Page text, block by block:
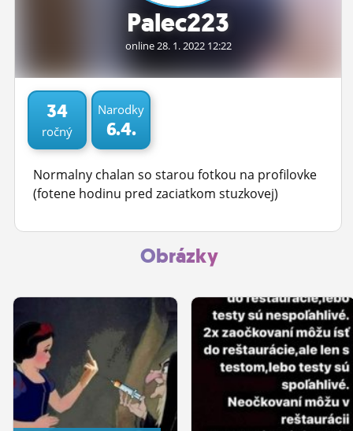
OBRÁZKY
ĽUDIA
MÔJ PROFIL
NASTAVENIA
ROLETA
Palec223
online 28. 1.2022 12:22
34
ročný
Narodky
6.4.
Normalny chalan so starou fotkou na profilovke
(fotene hodinu pred zaciatkom stuzkovej)
Obrázky